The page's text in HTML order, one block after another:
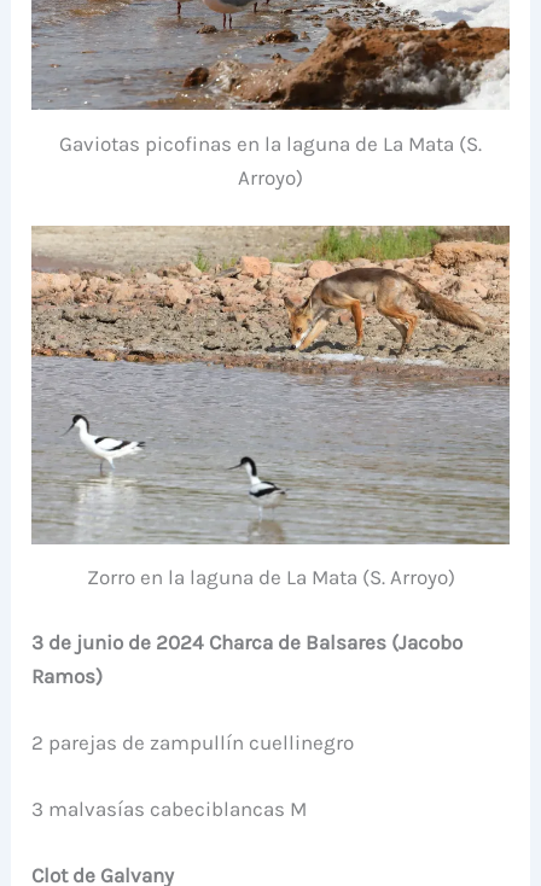
Gaviotas picofinas en la laguna de La Mata (S.
Arroyo)
Zorro en la laguna de La Mata (S. Arroyo)
3 de junio de 2024 Charca de Balsares (Jacobo
Ramos)
2 parejas de zampullín cuellinegro
3 malvasías cabeciblancas M
Clot de Galvany